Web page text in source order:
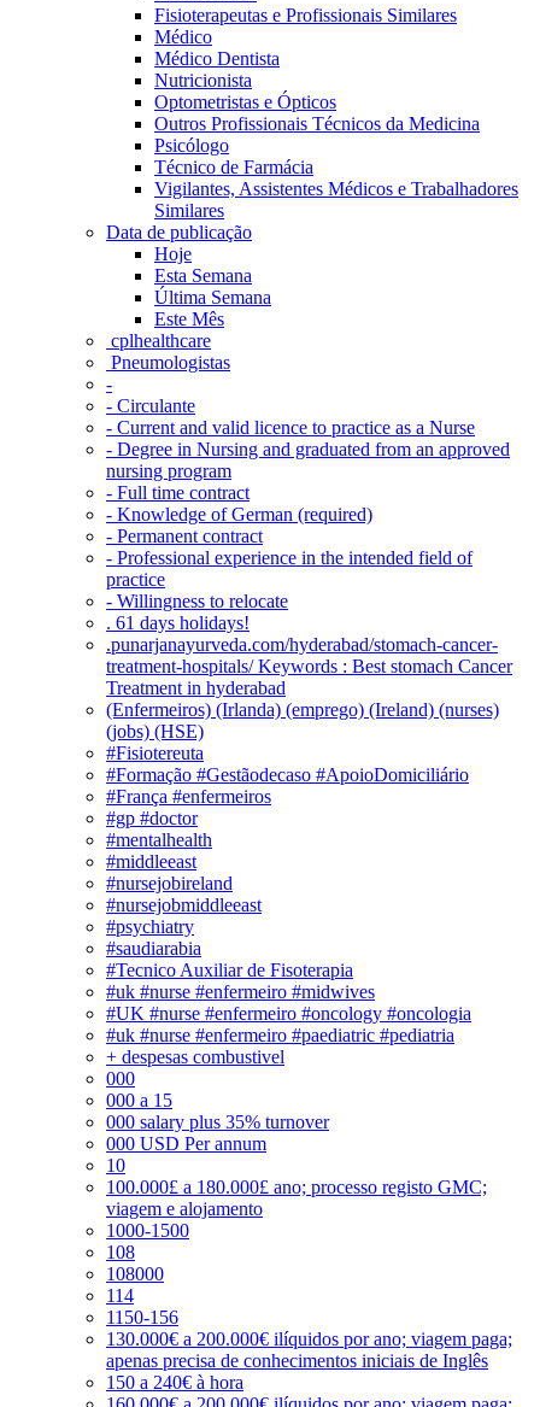
Fisioterapeutas e Profissionais Similares
Médico
Médico Dentista
Nutricionista
Optometristas e Ópticos
Outros Profissionais Técnicos da Medicina
Psicólogo
Técnico de Farmácia
Vigilantes, Assistentes Médicos e Trabalhadores
Similares
Data de publicação
Hoje
Esta Semana
Última Semana
Este Mês
‎ cplhealthcare‬
Pneumologistas
-
- Circulante
- Current and valid licence to practice as a Nurse
- Degree in Nursing and graduated from an approved
nursing program
- Full time contract
- Knowledge of German (required)
- Permanent contract
- Professional experience in the intended field of
practice
- Willingness to relocate
. 61 days holidays!
.punarjanayurveda.com/hyderabad/stomach-cancer-
treatment-hospitals/ Keywords : Best stomach Cancer
Treatment in hyderabad
(Enfermeiros) (Irlanda) (emprego) (Ireland) (nurses)
(jobs) (HSE)
#Fisiotereuta
#Formação #Gestãodecaso #ApoioDomiciliário
#França #enfermeiros
#gp #doctor
#mentalhealth
#middleeast
#nursejobireland
#nursejobmiddleeast
#psychiatry
#saudiarabia
#Tecnico Auxiliar de Fisoterapia
#uk #nurse #enfermeiro #midwives
#UK #nurse #enfermeiro #oncology #oncologia
#uk #nurse #enfermeiro #paediatric #pediatria
+ despesas combustivel
000
000 a 15
000 salary plus 35% turnover
000 USD Per annum
10
100.000£ a 180.000£ ano; processo registo GMC;
viagem e alojamento
1000-1500
108
108000
114
1150-156
130.000€ a 200.000€ ilíquidos por ano; viagem paga;
apenas precisa de conhecimentos iniciais de Inglês
150 a 240€ à hora